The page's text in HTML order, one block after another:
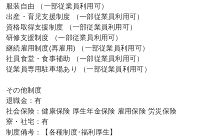
服装自由 （一部従業員利用可）
出産・育児支援制度 （一部従業員利用可）
資格取得支援制度 （一部従業員利用可）
研修支援制度 （一部従業員利用可）
継続雇用制度(再雇用) （一部従業員利用可）
社員食堂・食事補助 （一部従業員利用可）
従業員専用駐車場あり （一部従業員利用可）
その他制度
退職金：有
社会保険：健康保険 厚生年金保険 雇用保険 労災保険
寮・社宅：有
制度備考：【各種制度･福利厚生】